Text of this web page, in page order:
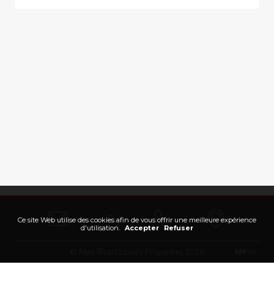
Ce site Web utilise des cookies afin de vous offrir une meilleure expérience
d'utilisation.
Accepter Refuser